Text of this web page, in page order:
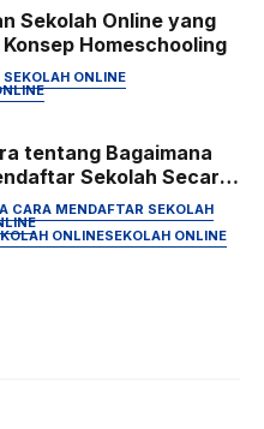
Sekolah Online yang
Homeschooling
SEKOLAH ONLINE
tentang Bagaimana
Sekolah Secara
CARA MENDAFTAR SEKOLAH
ONLINESEKOLAH ONLINE